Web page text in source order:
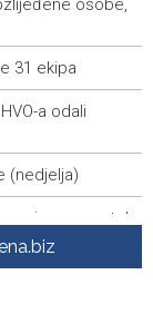
osobe,
31 ekipa
a odali
(nedjelja)
siguran protok
će ostati